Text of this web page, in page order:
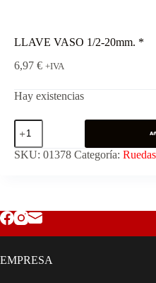
LLAVE VASO 1/2-20mm. *
6,97 € +IVA
Hay existencias
SKU: 01378 Categoría: Ruedas
EMPRESA